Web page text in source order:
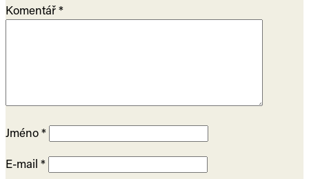
Komentář*
Jméno*
E-mail *